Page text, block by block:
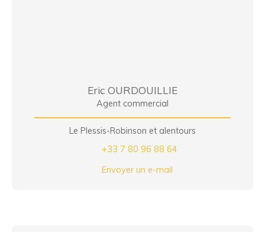
Eric OURDOUILLIE
Agent commercial
Le Plessis-Robinson et alentours
+33 7 80 96 88 64
Envoyer un e-mail